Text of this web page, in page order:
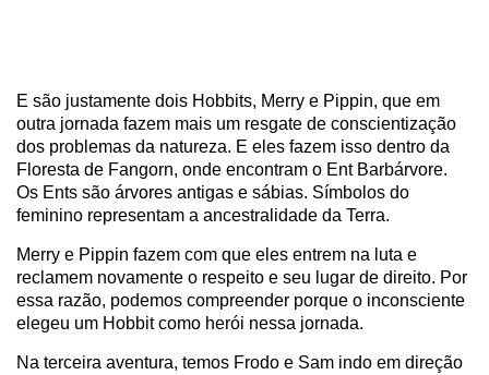
E são justamente dois Hobbits, Merry e Pippin, que em
outra jornada fazem mais um resgate de conscientização
dos problemas da natureza. E eles fazem isso dentro da
Floresta de Fangorn, onde encontram o Ent Barbárvore.
Os Ents são árvores antigas e sábias. Símbolos do
feminino representam a ancestralidade da Terra.
Merry e Pippin fazem com que eles entrem na luta e
reclamem novamente o respeito e seu lugar de direito. Por
essa razão, podemos compreender porque o inconsciente
elegeu um Hobbit como herói nessa jornada.
Na terceira aventura, temos Frodo e Sam indo em direção